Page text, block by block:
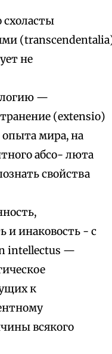
схоласты
не
—
(extensio)
опыта мира, на
абсо- люта
свойства
и инаковость - с
intellectus —
к
всякого